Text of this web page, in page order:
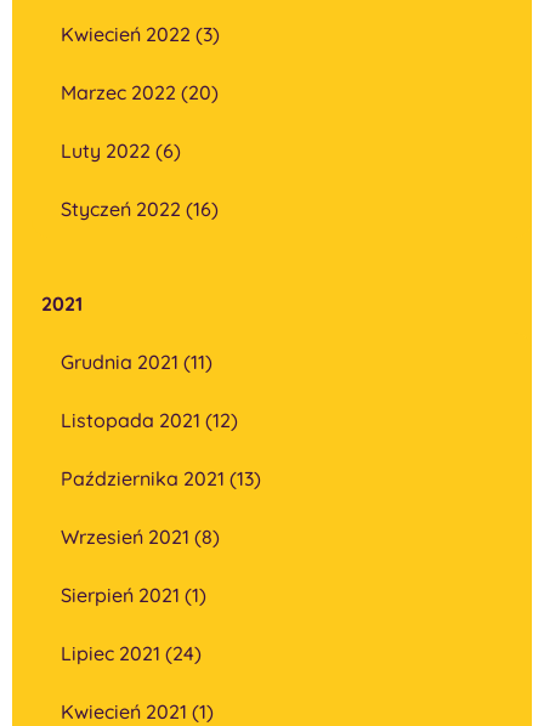
Kwiecień 2022 (3)
Marzec 2022 (20)
Luty 2022 (6)
Styczeń 2022 (16)
2021
Grudnia 2021 (11)
Listopada 2021 (12)
Października 2021 (13)
Wrzesień 2021 (8)
Sierpień 2021 (1)
Lipiec 2021 (24)
Kwiecień 2021 (1)